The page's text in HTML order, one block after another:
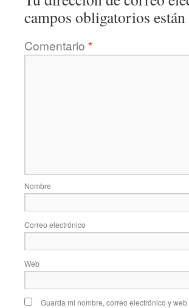
campos obligatorios
Comentario *
Nombre
Correo electrónico
Web
Guarda mi nombre, correo electrónico y